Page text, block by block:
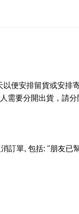
以便安排留貨或安排寄
需要分開出貨，請分
訂單, 包括: "朋友已